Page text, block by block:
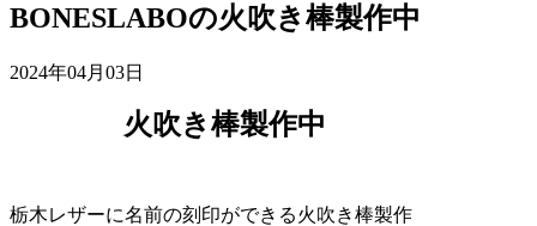
BONESLABOの火吹き棒製作中
2024年04月03日
火吹き棒製作中
栃木レザーに名前の刻印ができる火吹き棒製作